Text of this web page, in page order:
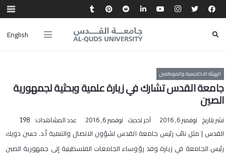
English
الهيئة الاكاديمية والموظفين
جامعة القدس تشارك في زيارة علمية وبحثية لجمهورية
الصين
نشر بتاريخ نوفمبر 6, 2016 آخر تحديث نوفمبر 6, 2016 عدد المشاهدات: 198
القدس | مثل نائب رئيس جامعة القدس لشؤون الاتصال والتنمية أ.د. حسن دويك
رئيس الجامعة في زيارة وفد رؤوساء الجامعات الفلسطينية إلى جمهورية الصين